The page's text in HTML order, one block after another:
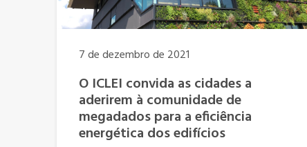
7 de dezembro de 2021
O ICLEI convida as cidades a
aderirem à comunidade de
megadados para a eficiência
energética dos edifícios